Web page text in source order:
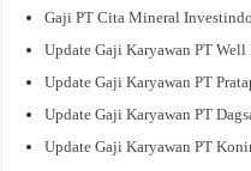
Gaji PT Cita Mineral
Update Gaji Karyawan PT
Update Gaji Karyawan PT
Update Gaji Karyawan PT
Update Gaji Karyawan PT